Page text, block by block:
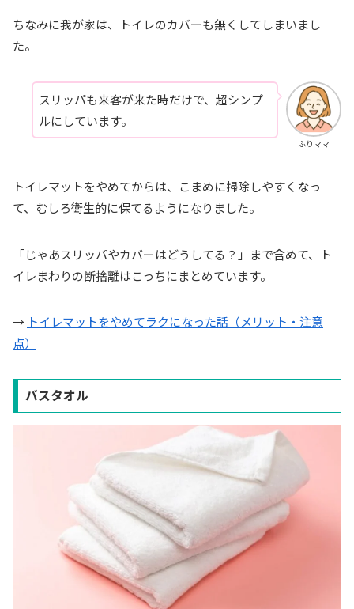
ちなみに我が家は、トイレのカバーも無くしてしまいまし
た。
ふりママ
スリッパも来客が来た時だけで、超シンプ
ルにしています。
トイレマットをやめてからは、こまめに掃除しやすくなっ
て、むしろ衛生的に保てるようになりました。
「じゃあスリッパやカバーはどうしてる？」まで含めて、ト
イレまわりの断捨離はこっちにまとめています。
→ トイレマットをやめてラクになった話（メリット・注意
点）
バスタオル